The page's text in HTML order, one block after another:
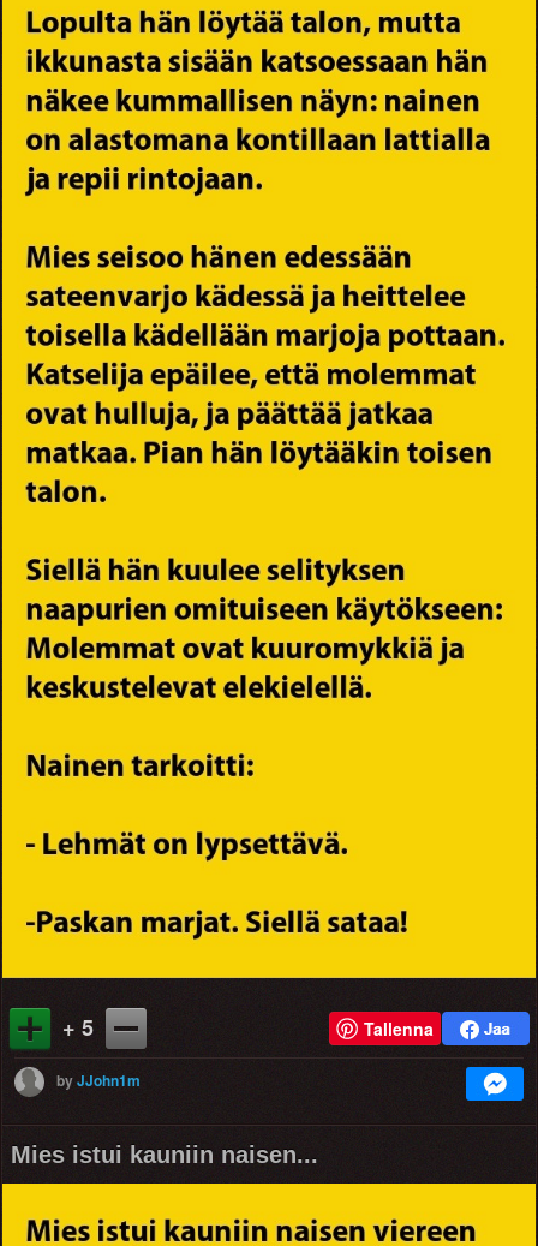
+ 5 Tallenna
byJJohn1m
Mies istui kauniin naisen...